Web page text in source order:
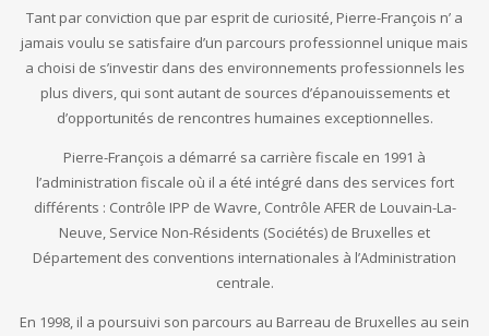
Tant par conviction que par esprit de curiosité, Pierre-François n’ a
jamais voulu se satisfaire d’un parcours professionnel unique mais
a choisi de s’investir dans des environnements professionnels les
plus divers, qui sont autant de sources d’épanouissements et
d’opportunités de rencontres humaines exceptionnelles.
Pierre-François a démarré sa carrière fiscale en 1991 à
l’administration fiscale où il a été intégré dans des services fort
différents : Contrôle IPP de Wavre, Contrôle AFER de Louvain-La-
Neuve, Service Non-Résidents (Sociétés) de Bruxelles et
Département des conventions internationales à l’Administration
centrale.
En 1998, il a poursuivi son parcours au Barreau de Bruxelles au sein